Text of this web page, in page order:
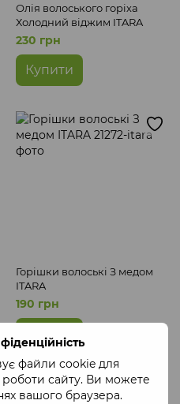
файли cookie для
роботи сайту. Ви можете
вашого браузера.
Олія волоського горіха
Холодний віджим ITARA
230 грн
Купити
Горішки волоські З медом
ITARA
190 грн
Купити